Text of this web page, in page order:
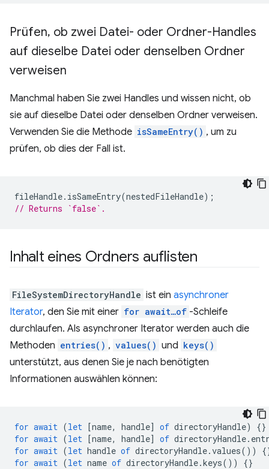
Prüfen, ob zwei Datei- oder Ordner-Handles
auf dieselbe Datei oder denselben Ordner
verweisen
Manchmal haben Sie zwei Handles und wissen nicht, ob
sie auf dieselbe Datei oder denselben Ordner verweisen.
Verwenden Sie die Methode isSameEntry() , um zu
prüfen, ob dies der Fall ist.
fileHandle. isSameEntry(nestedFileHandle);
// Returns `false`.
Inhalt eines Ordners auflisten
FileSystemDirectoryHandle ist ein asynchroner
Iterator, den Sie mit einer for await…of -Schleife
durchlaufen. Als asynchroner Iterator werden auch die
Methoden entries() , values() und keys()
unterstützt, aus denen Sie je nach benötigten
Informationen auswählen können:
for await (let [name, handle] of directoryHandle)
{}
for await (let [name, handle] of directoryHandle.
for await (let handle of directoryHandle.values())
for await (let name of directoryHandle.keys()) {}